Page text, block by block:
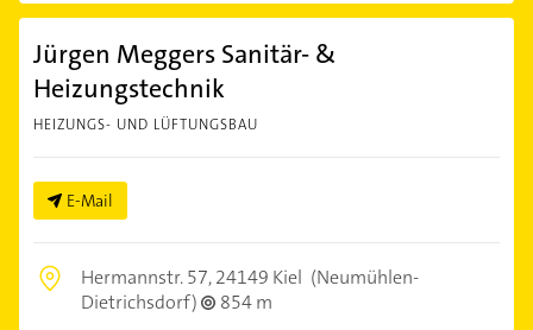
Jürgen Meggers Sanitär- &
Heizungstechnik
HEIZUNGS- UND LÜFTUNGSBAU
E-Mail
Hermannstr. 57,24149 Kiel (Neumühlen-
Dietrichsdorf)
854 m